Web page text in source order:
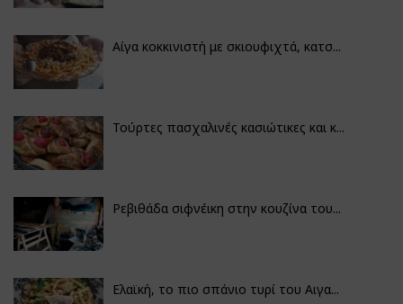
Αίγα κοκκινιστή με σκιουφιχτά, κατσ...
Τούρτες πασχαλινές κασιώτικες και κ...
Ρεβιθάδα σιφνέικη στην κουζίνα του...
Ελαϊκή, το πιο σπάνιο τυρί του Αιγα...